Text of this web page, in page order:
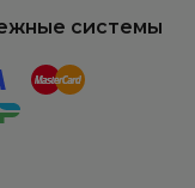
системы